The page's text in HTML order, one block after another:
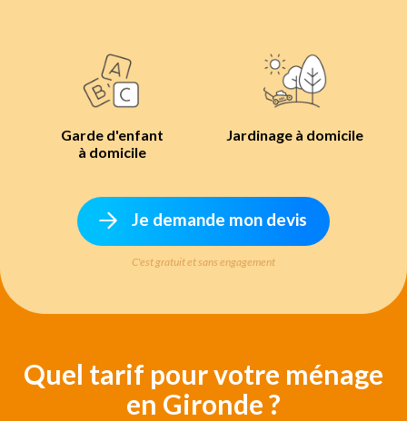
Garde d'enfant
à domicile
Jardinage à domicile
Je demande mon devis
C'est gratuit et sans engagement
Quel tarif pour votre ménage
en Gironde ?